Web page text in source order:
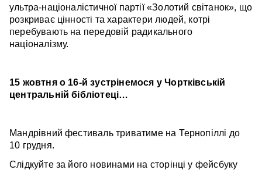
ультра-націоналістичної партії «Золотий світанок», що
розкриває цінності та характери людей, котрі
перебувають на передовій радикального
націоналізму.
15 жовтня о 16-й зустрінемося у Чортківській
центральній бібліотеці…
Мандрівний фестиваль триватиме на Тернопіллі до
10 грудня.
Слідкуйте за його новинами на сторінці у фейсбуку